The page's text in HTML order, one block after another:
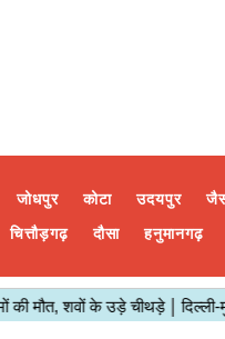
जोधपुर कोटा उदयपुर
चित्तौड़गढ़ दौसा हनुमानगढ़